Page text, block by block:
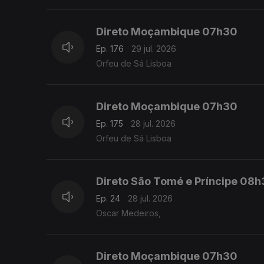
Direto Moçambique 07h30
Ep. 176
29 jul. 2026
Orfeu de Sá Lisboa
Direto Moçambique 07h30
Ep. 175
28 jul. 2026
Orfeu de Sá Lisboa
Direto São Tomé e Príncipe
Ep. 24
28 jul. 2026
Oscar Medeiros,
Direto Moçambique 07h30